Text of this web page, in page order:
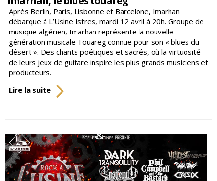
Après Berlin, Paris, Lisbonne et Barcelone, Imarhan
débarque à L’Usine Istres, mardi 12 avril à 20h. Groupe de
musique algérien, Imarhan représente la nouvelle
génération musicale Touareg connue pour son « blues du
désert ». Des chants poétiques et sacrés, où la virtuosité
de leurs jeux de guitare inspire les plus grands musiciens et
producteurs.
Lire la suiteImarhan,
le